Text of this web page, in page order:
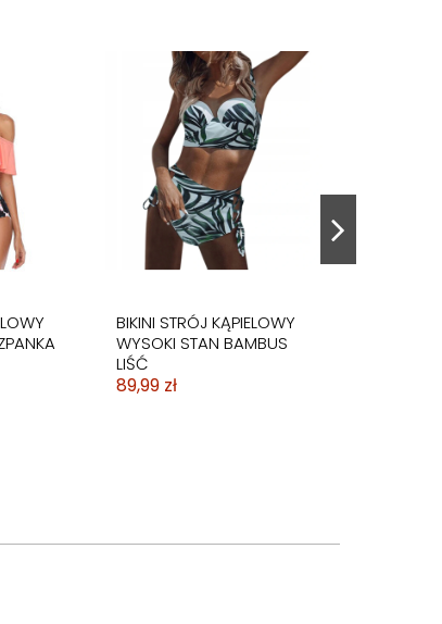
BIKINI STRÓJ KĄPIELOWY
WYSOKI STAN BAMBUS
LIŚĆ
89,99 zł